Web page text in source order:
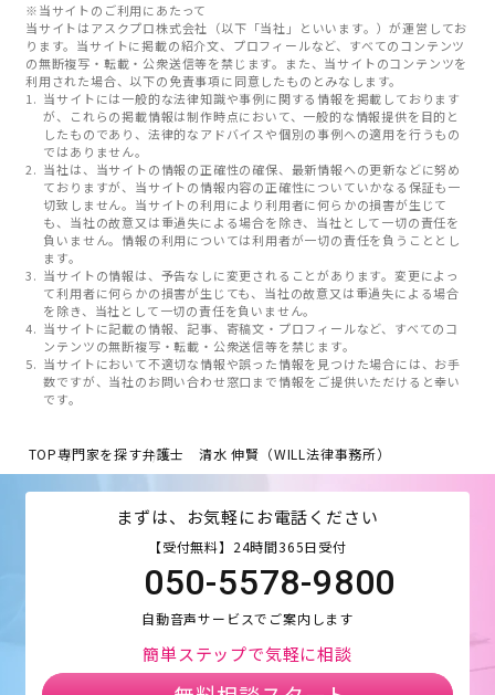
※当サイトのご利用にあたって
当サイトはアスクプロ株式会社（以下「当社」といいます。）が運営してお
ります。当サイトに掲載の紹介文、プロフィールなど、すべてのコンテンツ
の無断複写・転載・公衆送信等を禁じます。また、当サイトのコンテンツを
利用された場合、以下の免責事項に同意したものとみなします。
当サイトには一般的な法律知識や事例に関する情報を掲載しております
が、これらの掲載情報は制作時点において、一般的な情報提供を目的と
したものであり、法律的なアドバイスや個別の事例への適用を行うもの
ではありません。
当社は、当サイトの情報の正確性の確保、最新情報への更新などに努め
ておりますが、当サイトの情報内容の正確性についていかなる保証も一
切致しません。当サイトの利用により利用者に何らかの損害が生じて
も、当社の故意又は重過失による場合を除き、当社として一切の責任を
負いません。情報の利用については利用者が一切の責任を負うこととし
ます。
当サイトの情報は、予告なしに変更されることがあります。変更によっ
て利用者に何らかの損害が生じても、当社の故意又は重過失による場合
を除き、当社として一切の責任を負いません。
当サイトに記載の情報、記事、寄稿文・プロフィールなど、すべてのコ
ンテンツの無断複写・転載・公衆送信等を禁じます。
当サイトにおいて不適切な情報や誤った情報を見つけた場合には、お手
数ですが、当社のお問い合わせ窓口まで情報をご提供いただけると幸い
です。
TOP専門家を探す弁護士 清水 伸賢（WILL法律事務所）
まずは、お気軽にお電話ください
【受付無料】24時間365日受付
050-5578-9800
自動音声サービスでご案内します
簡単ステップで気軽に相談